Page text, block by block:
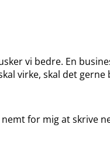
vi bedre. En
virke, skal det
for mig at skrive